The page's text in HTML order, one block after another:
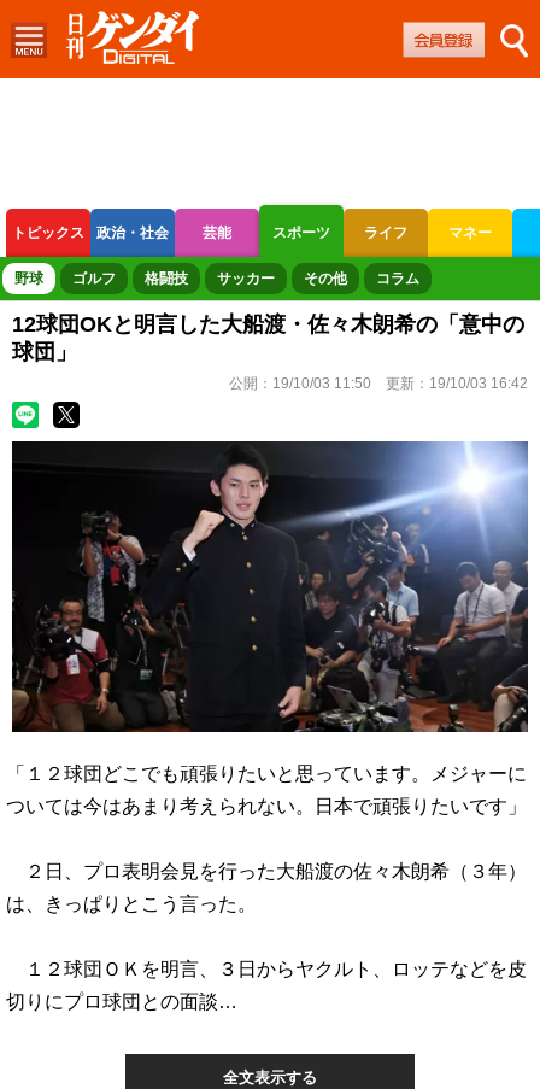
トピックス 政治・社会 芸能 スポーツ ライフ マネー
ボートレース 競輪 オートレース
野球 ゴルフ 格闘技 サッカー その他 コラム
12球団OKと明言した大船渡・佐々木朗希の「意中の
球団」
公開： 19/10/03 11:50 更新： 19/10/03 16:42
「１２球団どこでも頑張りたいと思っています。メジャーに
ついては今はあまり考えられない。日本で頑張りたいです」
２日、プロ表明会見を行った大船渡の佐々木朗希（３年）
は、きっぱりとこう言った。
１２球団ＯＫを明言、３日からヤクルト、ロッテなどを皮
切りにプロ球団との面談…
全文表示する